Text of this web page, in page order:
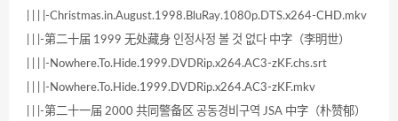
| | | |-Christmas.in.August.1998.BluRay.1080p.DTS.x264-CHD.mkv
| | |-第二十届 1999 无处藏身 인정사정 볼 것 없다 中字（李明世）
| | | |-Nowhere.To.Hide.1999.DVDRip.x264.AC3-zKF.chs.srt
| | | |-Nowhere.To.Hide.1999.DVDRip.x264.AC3-zKF.mkv
| | |-第二十一届 2000 共同警备区 공동경비구역 JSA 中字（朴赞郁）